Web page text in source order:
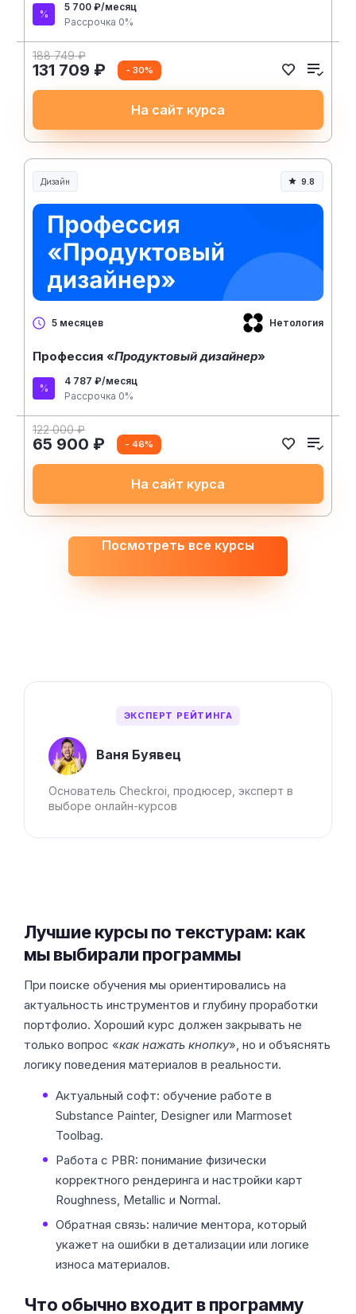
ЭКСПЕРТ РЕЙТИНГА
Ваня Буявец
Основатель Checkroi, продюсер, эксперт в
выборе онлайн-курсов
5 700 ₽/месяц
Рассрочка 0%
188 749 ₽
131 709 ₽ - 30%
На сайт курса
Дизайн 9.8
5 месяцев Нетология
Профессия «Продуктовый дизайнер»
4 787 ₽/месяц
Рассрочка 0%
122 000 ₽
65 900 ₽ - 46%
На сайт курса
Посмотреть все курсы
Лучшие курсы по текстурам: как
мы выбирали программы
При поиске обучения мы ориентировались на
актуальность инструментов и глубину проработки
портфолио. Хороший курс должен закрывать не
только вопрос «как нажать кнопку», но и объяснять
логику поведения материалов в реальности.
Актуальный софт: обучение работе в
Substance Painter, Designer или Marmoset
Toolbag.
Работа с PBR: понимание физически
корректного рендеринга и настройки карт
Roughness, Metallic и Normal.
Обратная связь: наличие ментора, который
укажет на ошибки в детализации или логике
износа материалов.
Что обычно входит в программу